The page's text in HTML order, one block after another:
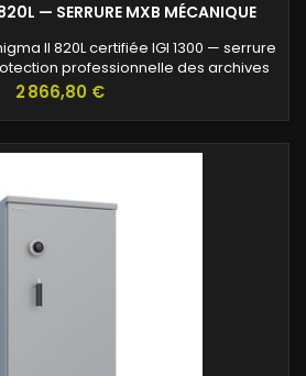
— SERRURE MXB MÉCANIQUE
II 820L certifiée IGI 1300 — serrure
professionnelle des archives
confidentielles.
Prix
2 866,80 €